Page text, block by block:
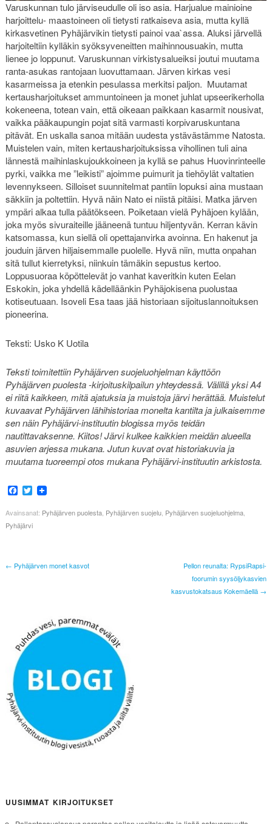
Varuskunnan tulo järviseudulle oli iso asia. Harjualue mainioine
harjoittelu- maastoineen oli tietysti ratkaiseva asia, mutta kyllä
kirkasvetinen Pyhäjärvikin tietysti painoi vaa`assa. Aluksi järvellä
harjoiteltiin kylläkin syöksyveneitten maihinnousuakin, mutta
lienee jo loppunut. Varuskunnan virkistysalueiksi joutui muutama
ranta-asukas rantojaan luovuttamaan. Järven kirkas vesi
kasarmeissa ja etenkin pesulassa merkitsi paljon. Muutamat
kertausharjoitukset ammuntoineen ja monet juhlat upseerikerholla
kokeneena, totean vain, että oikeaan paikkaan kasarmit nousivat,
vaikka pääkaupungin pojat sitä varmasti korpivaruskuntana
pitävät. En uskalla sanoa mitään uudesta ystävästämme Natosta.
Muistelen vain, miten kertausharjoituksissa vihollinen tuli aina
lännestä maihinlaskujoukkoineen ja kyllä se pahus Huovinrinteelle
pyrki, vaikka me ”leikisti” ajoimme puimurit ja tiehöylät valtatien
levennykseen. Silloiset suunnitelmat pantiin lopuksi aina mustaan
säkkiin ja poltettiin. Hyvä näin Nato ei niistä pitäisi. Matka järven
ympäri alkaa tulla päätökseen. Poiketaan vielä Pyhäjoen kylään,
joka myös sivuraiteille jääneenä tuntuu hiljentyvän. Kerran kävin
katsomassa, kun siellä oli opettajanvirka avoinna. En hakenut ja
jouduin järven hiljaisemmalle puolelle. Hyvä niin, mutta onpahan
sitä tullut kierretyksi, niinkuin tämäkin sepustus kertoo.
Loppusuoraa köpöttelevät jo vanhat kaveritkin kuten Eelan
Eskokin, joka yhdellä kädelläänkin Pyhäjokisena puolustaa
kotiseutuaan. Isoveli Esa taas jää historiaan sijoituslannoituksen
pioneerina.
Teksti: Usko K Uotila
Teksti toimitettiin Pyhäjärven suojeluohjelman käyttöön
Pyhäjärven puolesta -kirjoituskilpailun yhteydessä. Välillä yksi A4
ei riitä kaikkeen, mitä ajatuksia ja muistoja järvi herättää. Muistelut
kuvaavat Pyhäjärven lähihistoriaa monelta kantilta ja julkaisemme
sen näin Pyhäjärvi-instituutin blogissa myös teidän
nautittavaksenne. Kiitos! Järvi kulkee kaikkien meidän alueella
asuvien arjessa mukana. Jutun kuvat ovat historiakuvia ja
muutama tuoreempi otos mukana Pyhäjärvi-instituutin arkistosta.
Facebook
Twitter
Avainsanat: Pyhäjärven puolesta, Pyhäjärven suojelu, Pyhäjärven suojeluohjelma,
Pyhäjärvi
← Pyhäjärven monet kasvot
Pellon reunalta: RypsiRapsi-
foorumin syysöljykasvien
kasvustokatsaus Kokemäellä →
UUSIMMAT KIRJOITUKSET